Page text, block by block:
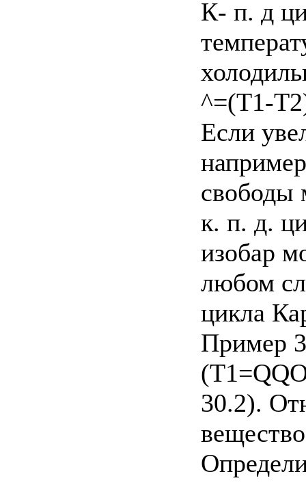
К- п. д
^=(T1-
Если
свободы
к. п. д.
изобар
любом
цикла
Пример
30.2).